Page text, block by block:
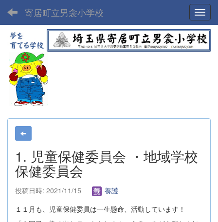
寄居町立男衾小学校
1. 児童保健委員会 ・地域学校
保健委員会
投稿日時: 2021/11/15
養護
１１月も、児童保健委員は一生懸命、活動しています！